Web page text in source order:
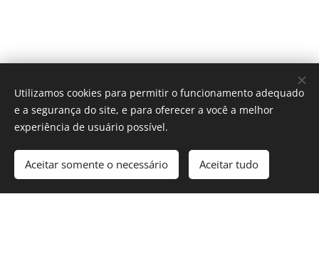
Cookies
Utilizamos cookies para permitir o funcionamento adequado
e a segurança do site, e para oferecer a você a melhor
experiência de usuário possível.
Aceitar somente o necessário Aceitar tudo